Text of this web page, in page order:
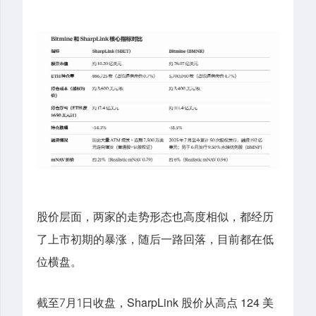
股价层面，两家的走势形态也高度相似，都经历
了上市初期的暴涨，随后一路回落，目前都在低
位横盘。
截至7月 1 日收盘 ， SharpLink 股价从高点 124 美